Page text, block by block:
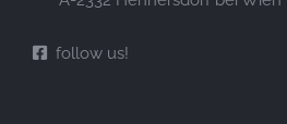
follow us!